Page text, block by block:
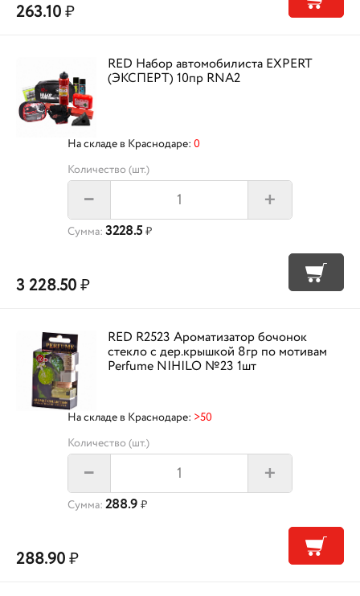
263.10₽
RED Набор автомобилиста EXPERT
(ЭКСПЕРТ) 10пр RNA2
На складе в Краснодаре: 0
Количество (шт.)
– +
Сумма: 3228.5 ₽
3 228.50₽
RED R2523 Ароматизатор бочонок
стекло с дер.крышкой 8гр по мотивам
Perfume NIHILO №23 1шт
На складе в Краснодаре: >50
Количество (шт.)
– +
Сумма: 288.9 ₽
288.90₽